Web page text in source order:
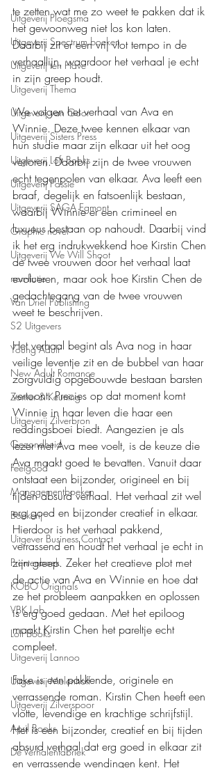
Uitgeverij Ploegsma
Uitgeverij Spectrum boeken
Uitgeverij ten Have
Uitgeverij Thema
Uitgeverij van Goor
Uitgeverij Sisters Press
Uitgeverij Loft Books
Uitgeverij Passie
Uitgeverij SAGA Egmont
Graphic novel
Uitgeverij We Will Shoot
non-fictie
Van Driel Publishing
S2 Uitgevers
Young Adult
New Adult Romance
Zomer & Keuning
Uitgeverij Zilverbron
Gezondheid
Feelgood
Managementboeken
Boekerij
Uitgever Business Contact
Prentenboek
KOBO Originals
VBK Lab
Loft Books
Uitgeverij Lannoo
Uitgeverij Melenhoff
Uitgeverij Zilverspoor
April Books
De Verhalenfabriek
te zetten wat me zo weet te pakken dat ik
het gewoonweg niet los kon laten.
Daarbij zit er een vrij vlot tempo in de
verhaallijn, waardoor het verhaal je echt
in zijn greep houdt.
We volgen het verhaal van Ava en
Winnie. Deze twee kennen elkaar van
hun studie maar zijn elkaar uit het oog
verloren. Daarbij zijn de twee vrouwen
echt tegenpolen van elkaar. Ava leeft een
braaf, degelijk en fatsoenlijk bestaan,
waarbij Winnie er een crimineel en
luxueus bestaan op nahoudt. Daarbij vind
ik het erg indrukwekkend hoe Kirstin Chen
de twee vrouwen door het verhaal laat
evolueren, maar ook hoe Kirstin Chen de
gedachtegang van de twee vrouwen
weet te beschrijven.
Het verhaal begint als Ava nog in haar
veilige leventje zit en de bubbel van haar
zorgvuldig opgebouwde bestaan barsten
vertoont. Precies op dat moment komt
Winnie in haar leven die haar een
reddingsboei biedt. Aangezien je als
lezer met Ava mee voelt, is de keuze die
Ava maakt goed te bevatten. Vanuit daar
ontstaat een bijzonder, origineel en bij
tijden absurd verhaal. Het verhaal zit wel
erg goed en bijzonder creatief in elkaar.
Hierdoor is het verhaal pakkend,
verrassend en houdt het verhaal je echt in
zijn greep. Zeker het creatieve plot met
de actie van Ava en Winnie en hoe dat
ze het probleem aanpakken en oplossen
is erg goed gedaan. Met het epiloog
maakt Kirstin Chen het pareltje echt
compleet.
Fake is een pakkende, originele en
verrassende roman. Kirstin Chen heeft een
vlotte, levendige en krachtige schrijfstijl.
Het is een bijzonder, creatief en bij tijden
absurd verhaal dat erg goed in elkaar zit
en verrassende wendingen kent. Het